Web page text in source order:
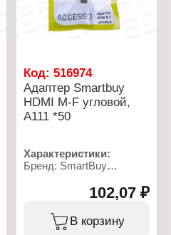
Код:516974
Адаптер Smartbuy
HDMI M-F угловой,
A111 *50
Характеристики:
Бренд: SmartBuy
Тип товара: Адаптер
Вариация: переходник
Разъем: HDMI M-HDMI F
Конструкция: угловой
102,07 ₽
В корзину